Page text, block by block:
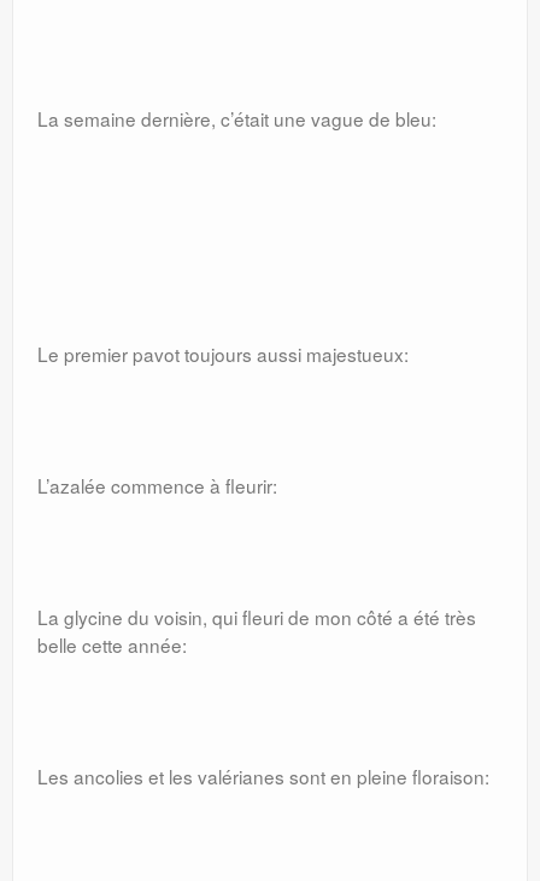
La semaine dernière, c’était une vague de bleu:
Le premier pavot toujours aussi majestueux:
L’azalée commence à fleurir:
La glycine du voisin, qui fleuri de mon côté a été très
belle cette année:
Les ancolies et les valérianes sont en pleine floraison: